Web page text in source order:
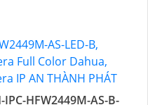
HFW2449M-AS-B-